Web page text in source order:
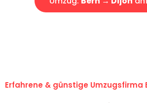
Erfahrene & günstige Umzugsfirma